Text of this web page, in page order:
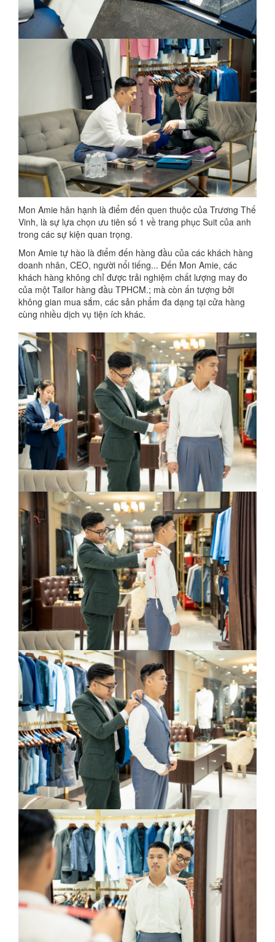
Mon Amie hân hạnh là điểm đến quen thuộc của Trương Thế
Vinh, là sự lựa chọn ưu tiên số 1 về trang phục Suit của anh
trong các sự kiện quan trọng.
Mon Amie tự hào là điểm đến hàng đầu của các khách hàng
doanh nhân, CEO, người nổi tiếng... Đến Mon Amie, các
khách hàng không chỉ được trải nghiệm chất lượng may đo
của một Tailor hàng đầu TPHCM.; mà còn ấn tượng bởi
không gian mua sắm, các sản phẩm đa dạng tại cửa hàng
cùng nhiều dịch vụ tiện ích khác.